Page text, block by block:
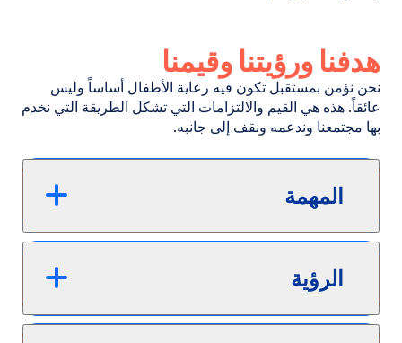
هدفنا ورؤيتنا وقيمنا
نحن نؤمن بمستقبل تكون فيه رعاية الأطفال أساساً وليس
عائقاً. هذه هي القيم والالتزامات التي تشكل الطريقة التي نخدم
بها مجتمعنا وندعمه ونقف إلى جانبه.
المهمة
الرؤية